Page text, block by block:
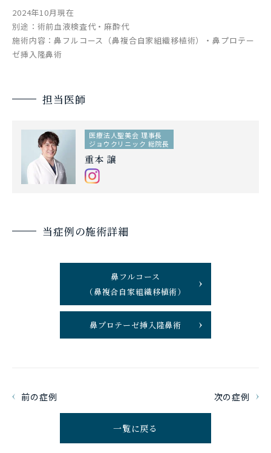
2024年10月現在
別途：術前血液検査代・麻酔代
施術内容：鼻フルコース（鼻複合自家組織移植術）・鼻プロテー
ゼ挿入隆鼻術
担当医師
医療法人聖美会 理事長
ジョウクリニック 総院長
重本 譲
当症例の施術詳細
鼻フルコース
（鼻複合自家組織移植術）
鼻プロテーゼ挿入隆鼻術
前の症例 次の症例
一覧に戻る